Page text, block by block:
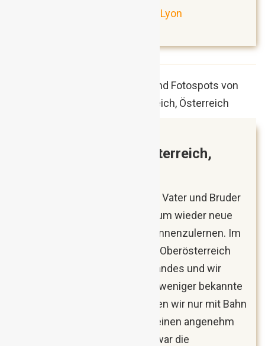
Die 10 schönsten Fotospots in Lyon
Biertour durch Oberösterreich,
Jedes Jahr bin ich mit meinem Vater und Bruder
zumindest einmal unterwegs, um wieder neue
Brauereien und Ortschaften kennenzulernen. Im
Mai zog es uns für vier Tage in Oberösterreich
durch drei Viertel des Bundeslandes und wir
lernten viel über bekannte und weniger bekannte
Biere kennen. Das Ganze führten wir nur mit Bahn
und Bus durch, was der Reise einen angenehm
stressfreien Touch gab. Zwar war die